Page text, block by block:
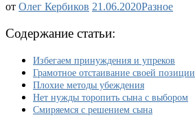
от Олег Кербиков 21.06.2020Правильные
сына
поступить
в
университет
Разное
Содержание статьи:
Избегаем принуждения и упреков
Грамотное отстаивание своей позиции
Плохие методы убеждения
Нет нужды торопить сына с выбором
Смиряемся с решением сына